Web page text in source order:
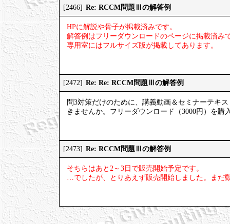
[2466] Re: RCCM問題Ⅲの解答例
HPに解説や骨子が掲載済みです。
解答例はフリーダウンロードのページに掲載済み
専用室にはフルサイズ版が掲載してあります。
[2472] Re: Re: RCCM問題Ⅲの解答例
問3対策だけのために、講義動画＆セミナーテキ
きませんか。フリーダウンロード（3000円）を購
[2473] Re: RCCM問題Ⅲの解答例
そちらはあと2～3日で販売開始予定です。
…でしたが、とりあえず販売開始しました。まだ